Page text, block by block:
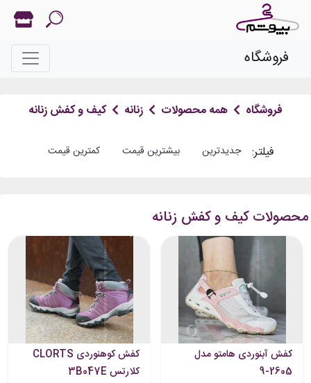
فروشگاه
فروشگاه همه محصولات زنانه کیف و کفش زنانه
فیلتر: جدیدترین بیشترین قیمت کمترین قیمت
محصولات کیف و کفش زنانه
کفش آبنوردی هامتو مدل
2605-9
کفش کوهنوردی CLORTS
کلارتس 3B047E